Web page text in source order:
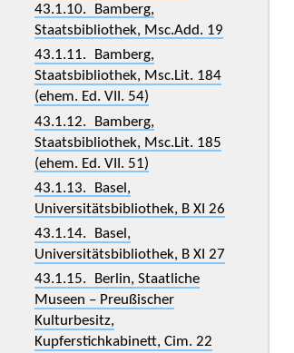
43.1.10. Bamberg,
Staatsbibliothek, Msc.Add. 19
43.1.11. Bamberg,
Staatsbibliothek, Msc.Lit. 184
(ehem. Ed. VII. 54)
43.1.12. Bamberg,
Staatsbibliothek, Msc.Lit. 185
(ehem. Ed. VII. 51)
43.1.13. Basel,
Universitätsbibliothek, B XI 26
43.1.14. Basel,
Universitätsbibliothek, B XI 27
43.1.15. Berlin, Staatliche
Museen – Preußischer
Kulturbesitz,
Kupferstichkabinett, Cim. 22